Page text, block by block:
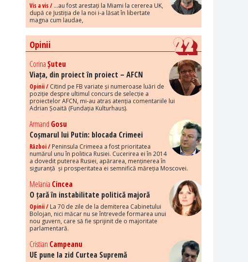
Vis a vis / ...au fost arestați la Miami la cererea UK,
după ce Justiția de la noi i-a lăsat în libertate
magna cum laudae,
Opinii
CorinaȘuteu
Viața, din proiect în proiect – AFCN
Opinii / Citind pe FB variate și numeroase luări de
poziție despre ultimul concurs de selecție a
proiectelor AFCN, mi-au atras atenția comentariile lui
Adrian Șoaită (Fundația Kulturhaus).
Armand Gosu
Coșmarul lui Putin: blocada Crimeei
Război / Peninsula Crimeea a fost prioritatea
numărul unu în politica Rusiei. Cucerirea ei în 2014
a dovedit puterea Rusiei, apărarea, menținerea în
siguranță și prosperitatea ei semnifică măreția Moscovei.
Melania Cincea
O țară în instabilitate politică majoră
Opinii / La 70 de zile de la demiterea Cabinetului
Bolojan, nici măcar nu se întrevede formarea unui
nou guvern, care să fie sprijinit de o majoritate
parlamentară.
Cristian Campeanu
UE pune la zid Curtea Supremă